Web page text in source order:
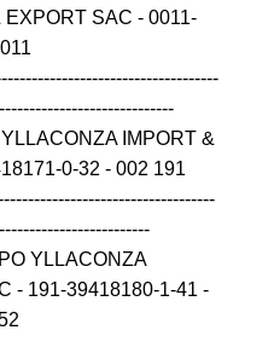
SAC - 0011-
IMPORT &
0-32 - 002 191
YLLACONZA
- 191-39418180-1-41 -